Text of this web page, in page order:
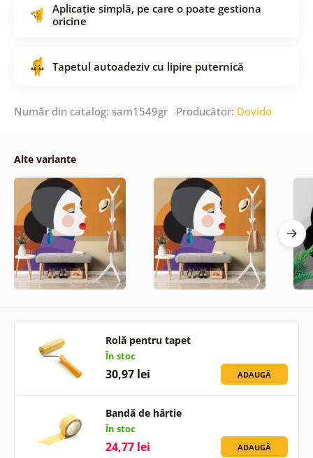
Aplicație simplă, pe care o poate gestiona
oricine
Tapetul autoadeziv cu lipire puternică
Număr din catalog: sam1549gr Producător: Dovido
Alte variante
Rolă pentru tapet
În stoc
30,97 lei ADAUGĂ
Bandă de hârtie
În stoc
24,77 lei ADAUGĂ